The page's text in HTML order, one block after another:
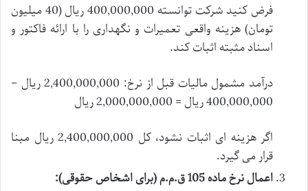
فرض کنید شرکت توانسته 400,000,000 ریال (40 میلیون
تومان) هزینه واقعی تعمیرات و نگهداری را با ارائه فاکتور و
اسناد مثبته اثبات کند.
درآمد مشمول مالیات قبل از نرخ: 2,400,000,000 ریال –
400,000,000 ریال = 2,000,000,000 ریال
اگر هزینه ای اثبات نشود، کل 2,400,000,000 ریال مبنا
قرار می گیرد.
اعمال نرخ ماده 105 ق.م.م (برای اشخاص حقوقی):